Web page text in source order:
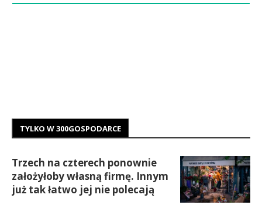
TYLKO W 300GOSPODARCE
Trzech na czterech ponownie
założyłoby własną firmę. Innym
już tak łatwo jej nie polecają